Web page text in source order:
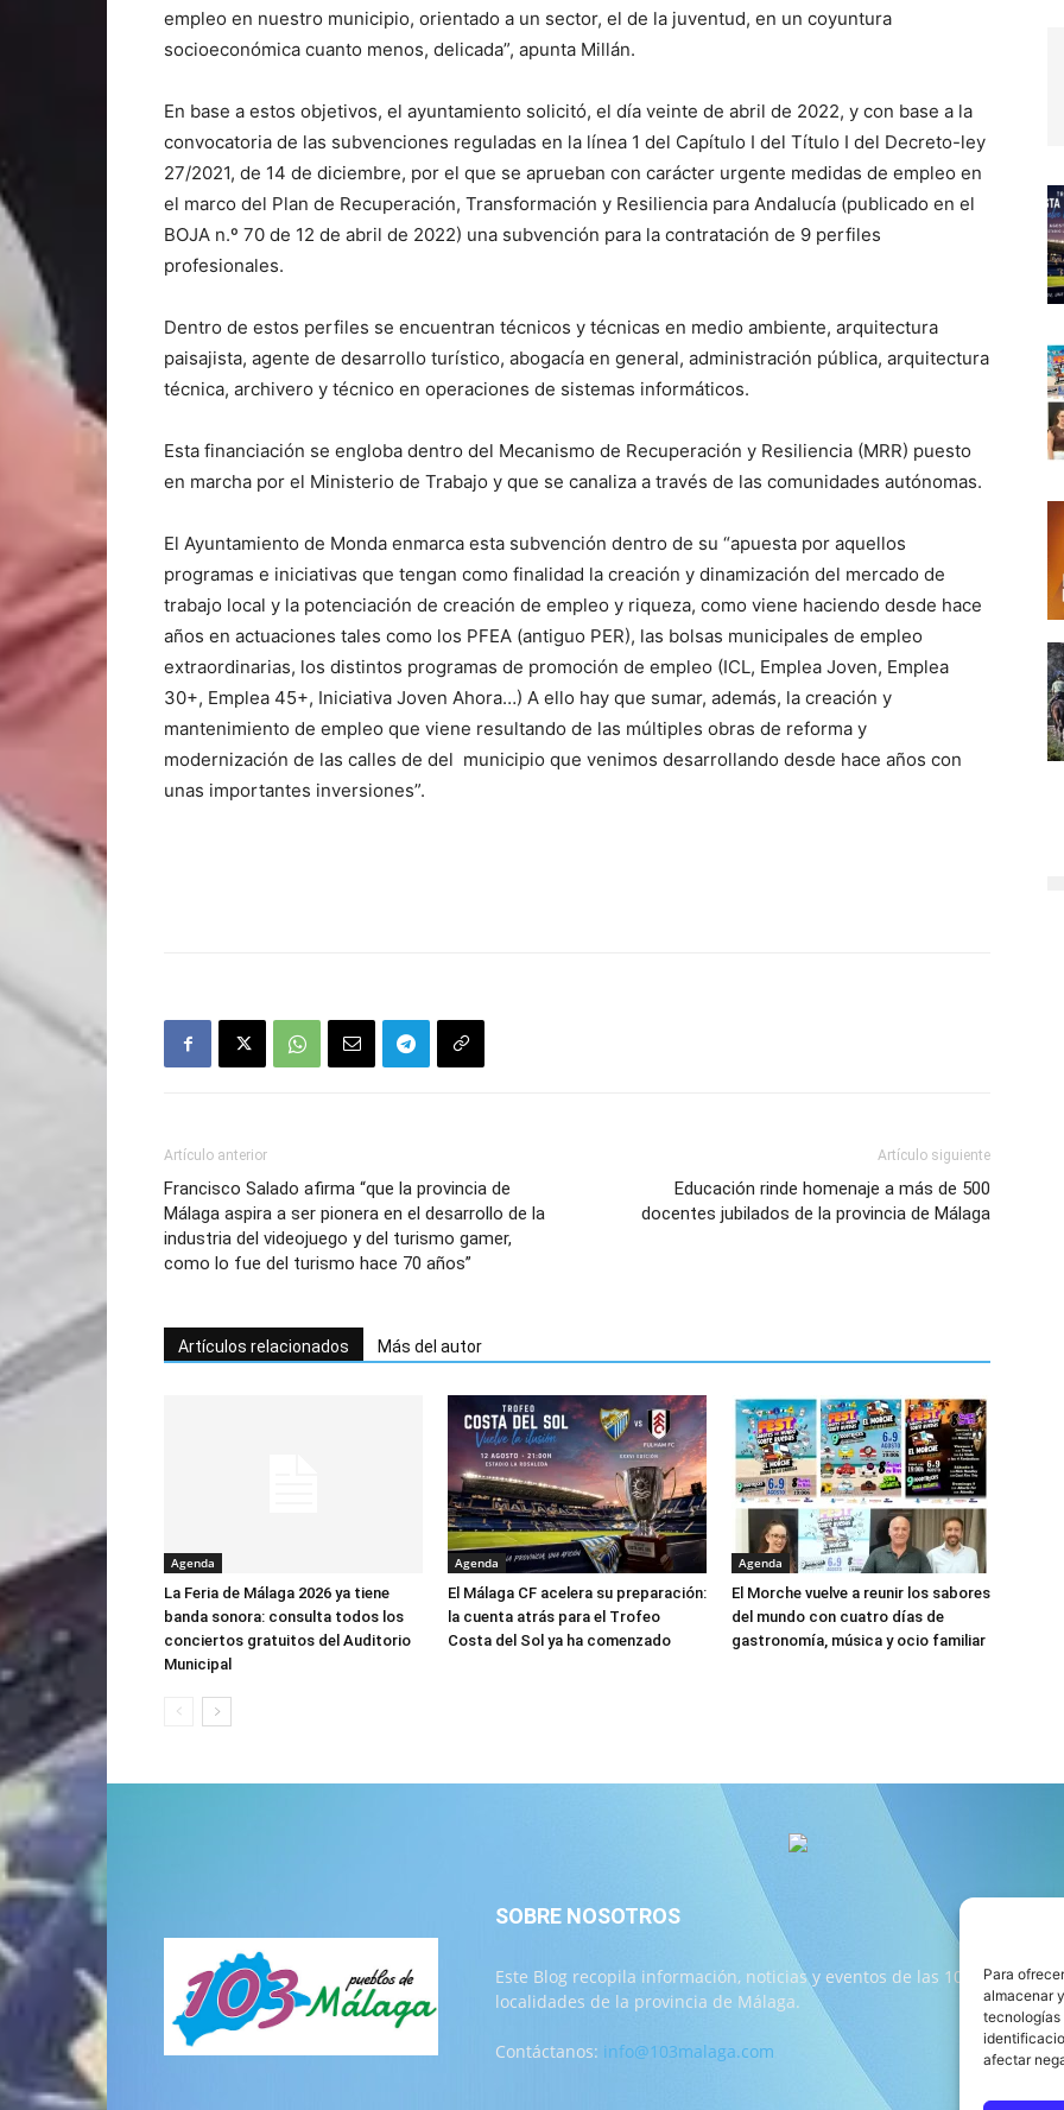
Para
almacenar
tecnologías
afectar
empleo en nuestro municipio, orientado a un sector, el de la juventud, en un coyuntura
socioeconómica cuanto menos, delicada”, apunta Millán.
En base a estos objetivos, el ayuntamiento solicitó, el día veinte de abril de 2022, y con base a la
convocatoria de las subvenciones reguladas en la línea 1 del Capítulo I del Título I del Decreto-ley
27/2021, de 14 de diciembre, por el que se aprueban con carácter urgente medidas de empleo en
el marco del Plan de Recuperación, Transformación y Resiliencia para Andalucía (publicado en el
BOJA n.º 70 de 12 de abril de 2022) una subvención para la contratación de 9 perfiles
profesionales.
Dentro de estos perfiles se encuentran técnicos y técnicas en medio ambiente, arquitectura
paisajista, agente de desarrollo turístico, abogacía en general, administración pública, arquitectura
técnica, archivero y técnico en operaciones de sistemas informáticos.
Esta financiación se engloba dentro del Mecanismo de Recuperación y Resiliencia (MRR) puesto
en marcha por el Ministerio de Trabajo y que se canaliza a través de las comunidades autónomas.
El Ayuntamiento de Monda enmarca esta subvención dentro de su “apuesta por aquellos
programas e iniciativas que tengan como finalidad la creación y dinamización del mercado de
trabajo local y la potenciación de creación de empleo y riqueza, como viene haciendo desde hace
años en actuaciones tales como los PFEA (antiguo PER), las bolsas municipales de empleo
extraordinarias, los distintos programas de promoción de empleo (ICL, Emplea Joven, Emplea
30+, Emplea 45+, Iniciativa Joven Ahora…) A ello hay que sumar, además, la creación y
mantenimiento de empleo que viene resultando de las múltiples obras de reforma y
modernización de las calles de del municipio que venimos desarrollando desde hace años con
unas importantes inversiones”.
Artículo anterior
Francisco Salado afirma “que la provincia de
Málaga aspira a ser pionera en el desarrollo de la
industria del videojuego y del turismo gamer,
como lo fue del turismo hace 70 años”
Artículo siguiente
Educación rinde homenaje a más de 500
docentes jubilados de la provincia de Málaga
Artículos relacionados Más del autor
Agenda
La Feria de Málaga 2026 ya tiene
banda sonora: consulta todos los
conciertos gratuitos del Auditorio
Municipal
Agenda
El Málaga CF acelera su preparación:
la cuenta atrás para el Trofeo
Costa del Sol ya ha comenzado
Agenda
El Morche vuelve a reunir los sabores
del mundo con cuatro días de
gastronomía, música y ocio familiar
SOBRE NOSOTROS
Este Blog recopila información, noticias y eventos de las 103
localidades de la provincia de Málaga.
Contáctanos: info@103malaga.com